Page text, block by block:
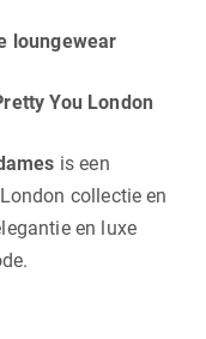
loungewear
You London
is een
collectie en
en luxe